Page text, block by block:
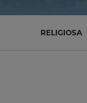
RELIGIOSA